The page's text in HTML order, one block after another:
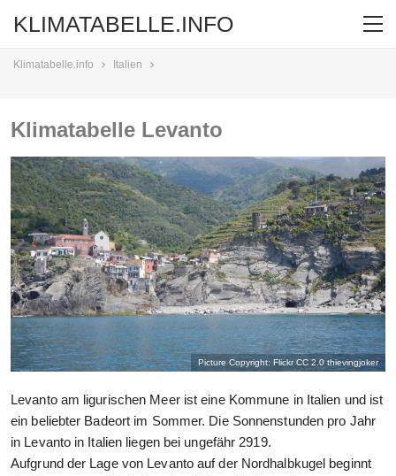
KLIMATABELLE.INFO
Klimatabelle.info Italien
Klimatabelle Levanto
Picture Copyright: Flickr CC 2.0thievingjoker
Levanto am ligurischen Meer ist eine Kommune in Italien und ist
ein beliebter Badeort im Sommer. Die Sonnenstunden pro Jahr
in Levanto in Italien liegen bei ungefähr 2919.
Aufgrund der Lage von Levanto auf der Nordhalbkugel beginnt